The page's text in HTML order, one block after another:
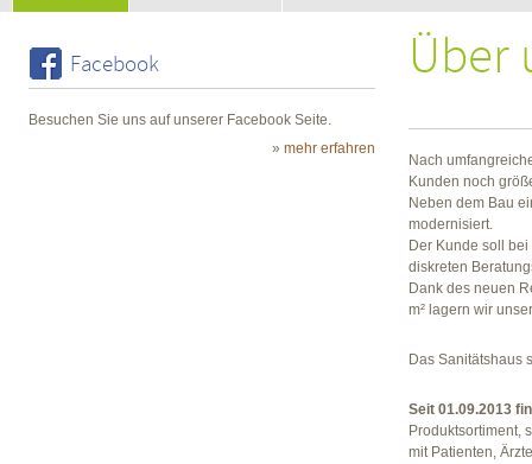
Über
Nach
Kunden noch
Neben dem Bau
modernisiert.
Der Kunde soll
diskreten
Dank des neuen
m² lagern wir
Das Sanitätshaus
Seit 01.09.2013
Produktsortiment,
mit Patienten,
Facebook
Besuchen Sie uns auf unserer Facebook Seite.
» mehr erfahren